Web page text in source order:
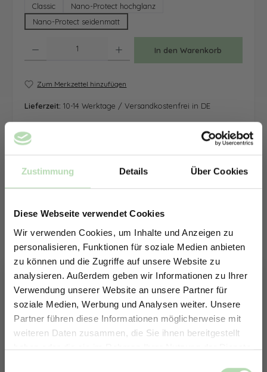
Zustimmung Details Über Cookies
Diese Webseite verwendet Cookies
Wir verwenden Cookies, um Inhalte und Anzeigen zu
personalisieren, Funktionen für soziale Medien anbieten
zu können und die Zugriffe auf unsere Website zu
analysieren. Außerdem geben wir Informationen zu Ihrer
Verwendung unserer Website an unsere Partner für
soziale Medien, Werbung und Analysen weiter. Unsere
Partner führen diese Informationen möglicherweise mit
weiteren Daten zusammen, die Sie ihnen bereitgestellt
haben oder die sie im Rahmen Ihrer Nutzung der Dienste
Classic
Nano-Protect hochglanz
Nano-Protect seidenmatt
In den Warenkorb
Zum Merkzettel hinzufügen
Lieferzeit: 10-14 Werktage / Versandkostenfrei in DE
ERHALTE 5% RABATT AUF
DEINE RÜCKWÄNDE